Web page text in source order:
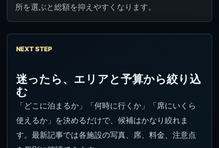
所を選ぶと総額を抑えやすくなります。
NEXT STEP
迷ったら、エリアと予算から絞り込
む
「どこに泊まるか」「何時に行くか」「席にいくら
使えるか」を決めるだけで、候補はかなり絞れま
す。最新記事では各施設の写真、席、料金、注意点